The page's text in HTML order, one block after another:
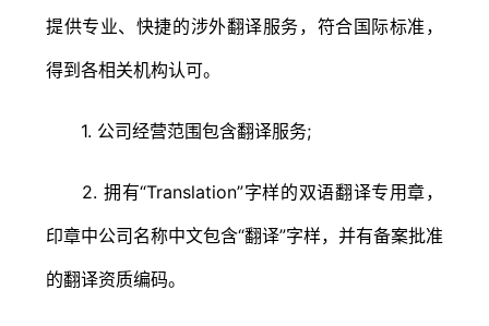
提供专业、快捷的涉外翻译服务，符合国际标准，
得到各相关机构认可。
1. 公司经营范围包含翻译服务;
2. 拥有“Translation”字样的双语翻译专用章，
印章中公司名称中文包含“翻译”字样，并有备案批准
的翻译资质编码。